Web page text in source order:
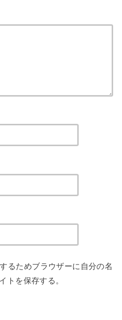
るためブラウザーに自分の名
トを保存する。